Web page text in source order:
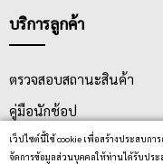
เว็ปไซต์นี้ใช้ cookie เพื่อสร้างประสบก
จัดการข้อมูลส่วนบุคคลให้ท่านได้รับประ
บริการลูกค้า
ตรวจสอบสถานะสินค้า
คู่มือนักช้อป
วิธีลบคุกกี้